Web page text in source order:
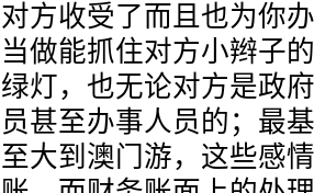
对方收受了而且也为你
当做能抓住对方小辫子
绿灯，也无论对方是政
员甚至办事人员的；最
至大到澳门游，这些感